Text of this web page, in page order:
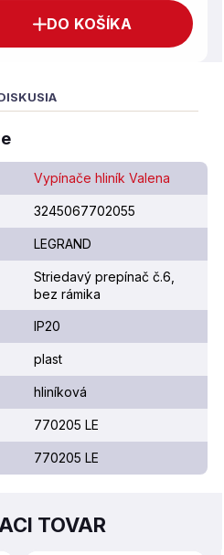
DO KOŠÍKA
Vypínače hliník Valena
3245067702055
LEGRAND
Striedavý prepínač č.6,
bez rámika
IP20
plast
hliníková
770205 LE
770205 LE
TOVAR